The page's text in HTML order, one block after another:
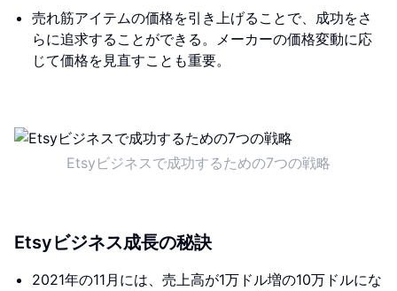
売れ筋アイテムの価格を引き上げることで、成功をさ
らに追求することができる。メーカーの価格変動に応
じて価格を見直すことも重要。
Etsyビジネスで成功するための7つの戦略
Etsyビジネス成長の秘訣
2021年の11月には、売上高が1万ドル増の10万ドルにな